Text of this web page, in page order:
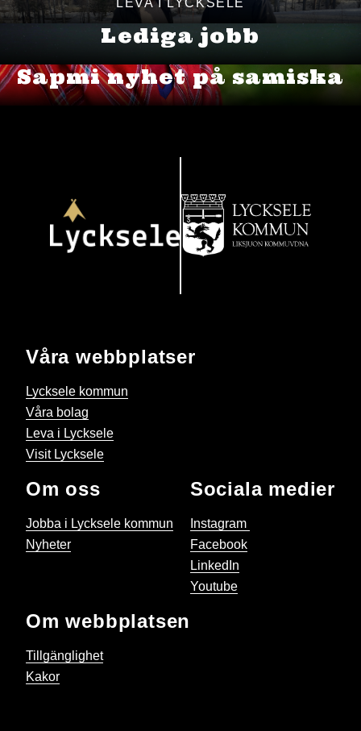
LEVA I LYCKSELE
Lediga jobb
Sapmi nyhet på samiska
Våra webbplatser
Lycksele kommun
Våra bolag
Leva i Lycksele
Visit Lycksele
Om oss
Jobba i Lycksele kommun
Nyheter
Sociala medier
Instagram
Facebook
LinkedIn
Youtube
Om webbplatsen
Tillgänglighet
Kakor